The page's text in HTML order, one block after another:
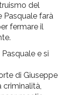
del
Pasquale farà
fermare il
e si
di Giuseppe
criminalità,